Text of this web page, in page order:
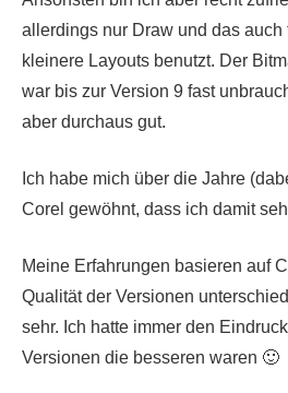
allerdings nur Draw und das auch
kleinere Layouts benutzt. Der
war bis zur Version 9 fast
aber durchaus gut.
Ich habe mich über die Jahre
Corel gewöhnt, dass ich damit
Meine Erfahrungen basieren auf
Qualität der Versionen
sehr. Ich hatte immer den
Versionen die besseren waren 🙂